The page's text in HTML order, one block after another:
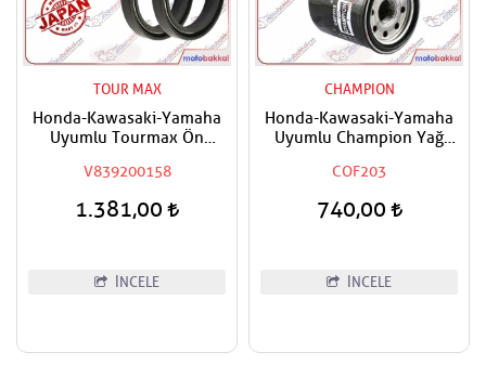
TOUR MAX
Honda-Kawasaki-Yamaha
Uyumlu Tourmax Ön
V839200158
1.381,00
İNCELE
CHAMPION
Honda-Kawasaki-Yamaha
Uyumlu Champion Yağ
COF203
740,00
İNCELE